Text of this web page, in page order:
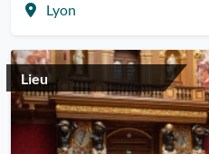
Lyon
Lieu